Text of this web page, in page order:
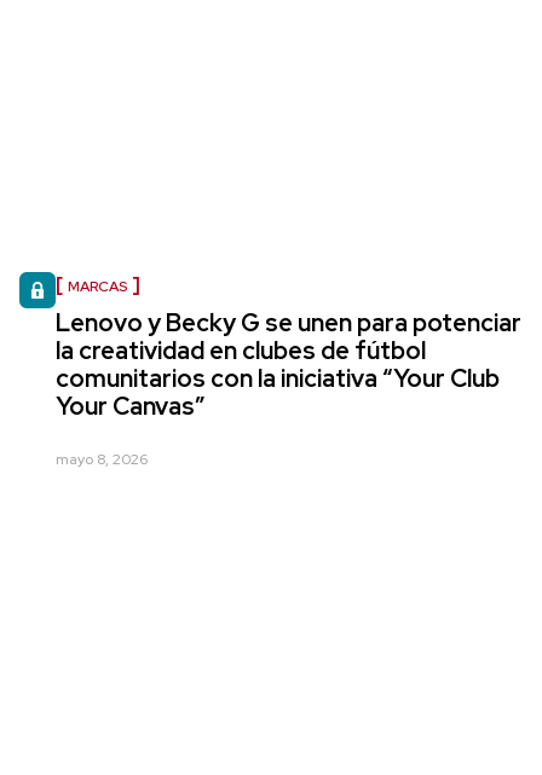
MARCAS
Lenovo y Becky G se unen para potenciar
la creatividad en clubes de fútbol
comunitarios con la iniciativa “Your Club
Your Canvas”
mayo 8, 2026